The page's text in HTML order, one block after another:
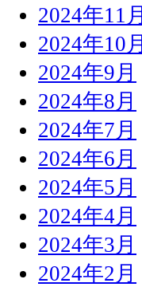
2024年11月
2024年10月
2024年9月
2024年8月
2024年7月
2024年6月
2024年5月
2024年4月
2024年3月
2024年2月